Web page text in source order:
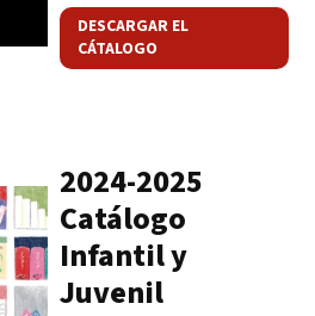
DESCARGAR EL
CÁTALOGO
2024-2025
Catálogo
Infantil y
Juvenil